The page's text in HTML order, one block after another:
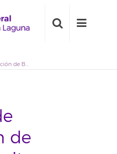
Resolución provisional de adjudicación de Becas Universitas Prolingua de los cursos de verano 2022
de